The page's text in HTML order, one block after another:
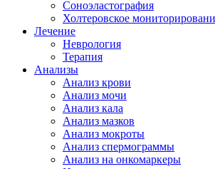
Соноэластография
Холтеровское
Лечение
Неврология
Терапия
Анализы
Анализ крови
Анализ мочи
Анализ кала
Анализ мазков
Анализ мокроты
Анализ спермограммы
Анализ на онкомаркеры